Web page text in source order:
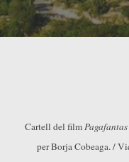
Cartell del film Pagafantas
per Borja Cobeaga. /